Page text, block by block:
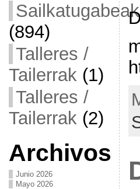
Sailkatugabeak
(894)
Talleres /
Tailerrak(1)
Talleres /
Tailerrak(2)
Archivos
Junio 2026
Mayo 2026